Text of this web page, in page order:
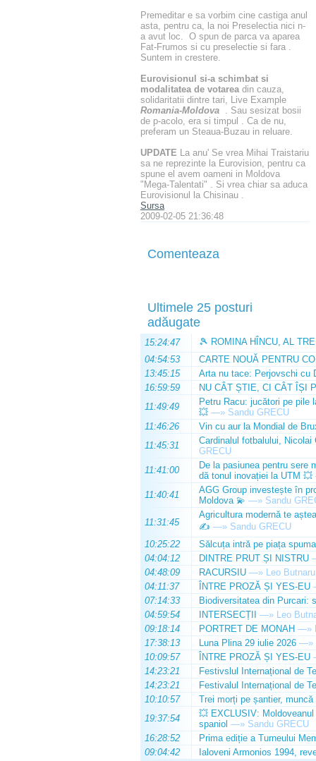
Premeditar e sa vorbim cine castiga anul
asta, pentru ca, la noi Preselectia nici n-
a avut loc. O spun de parca va aparea
Fat-Frumos si cu preselectie si fara .
Suntem in crestere.
Eurovisionul si-a schimbat si
modalitatea de votarea din cauza,
solidaritatii dintre tari, Live Example
Romania-Moldova . Sau sesizat bosii
de p-acolo, era si timpul . Ca de nu,
preferam un Steaua-Buzau in reluare.
UPDATE La anu' Se vrea Mihai Traistariu
sa ne reprezinte la Eurovision, pentru ca
spune el avem oameni in Moldova
"Mega-Talentati" . Si vrea chiar sa aduca
Eurovisionul la Chisinau .
Sursa
2009-02-05 21:36:48
Comenteaza
Ultimele 25 posturi
adăugate
15:24:47
🎾 ROMINA HÎNCU, AL
04:54:53
CARTE NOUĂ PENTRU
13:45:15
Arta nu tace: Perjovschi cu
16:59:59
NU CÂT ȘTIE, CI CÂT ÎȘI
11:49:49
Petru Racu: jucători pe pile
💥 —» Sandu GRECU
11:46:26
Vin cu aur la Mondial de
11:45:31
Cardinalul fotbalului,
GRECU
11:41:00
De la pasiunea pentru sere
dă tonul inovației la UTM 💥
11:40:41
AGG Group investește în
Moldova 💫 —» Sandu
11:31:45
Agricultura modernă te
✍️ —» Sandu GRECU
10:25:22
Sălcuța intră pe piața
04:04:12
DINTRE PRUT ȘI NISTRU
04:48:09
RACURSIU —»
Leo Butnaru
04:11:37
ÎNTRE PROZĂ ȘI YES-EU
07:14:33
Biodiversitatea din Purcari:
04:59:54
INTERSECȚII —»
Leo
09:18:14
PORTRET DE MONAH —»
17:38:13
Luna Plina 29 iulie 2026 —»
10:09:57
ÎNTRE PROZĂ ȘI YES-EU
14:23:21
Festivslul Internațional de
14:23:21
Festivalul Internațional de
10:10:57
Trei morți pe șantier, muncă
19:37:54
💥 EXCLUSIV:
spaniol —» Sandu GRECU
16:28:52
Prima ediție a Turneului
09:04:42
Ialoveni Armonios 1994,